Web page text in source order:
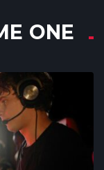
ONE